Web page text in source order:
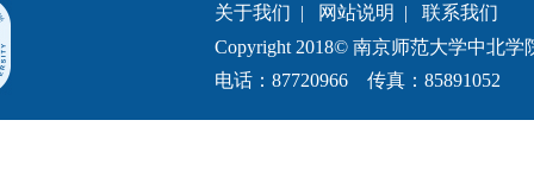
关于我们 | 网站说明 | 联系我们
Copyright 2018© 南京师范大学中北学
电话：87720966 传真：85891052